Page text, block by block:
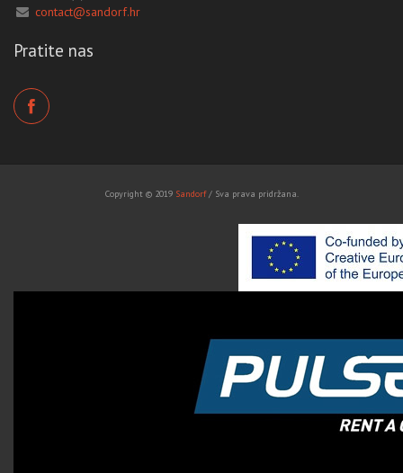
contact@sandorf.hr
Pratite nas
Copyright © 2019 Sandorf/ Sva prava pridržana.